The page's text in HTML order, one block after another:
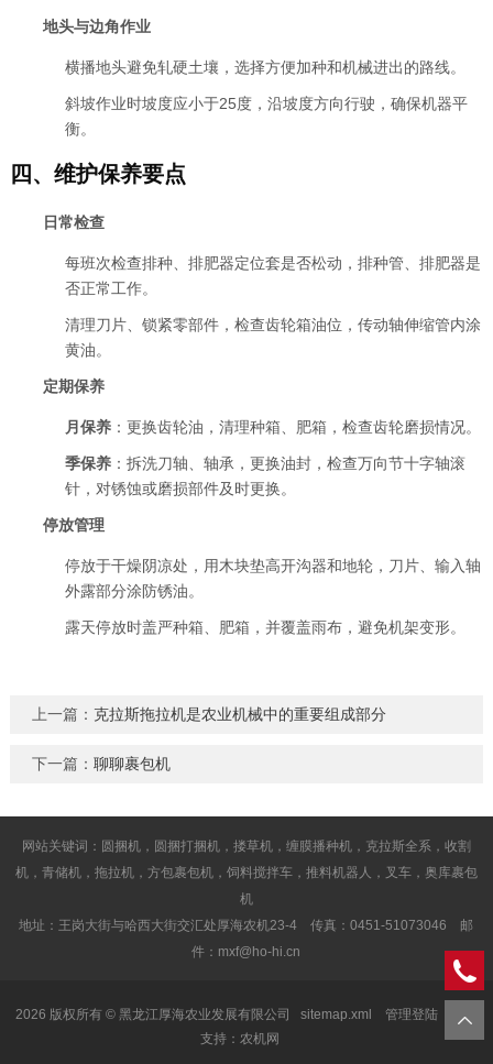
地头与边角作业
横播地头避免轧硬土壤，选择方便加种和机械进出的路线。
斜坡作业时坡度应小于25度，沿坡度方向行驶，确保机器平
衡。
四、维护保养要点
日常检查
每班次检查排种、排肥器定位套是否松动，排种管、排肥器是
否正常工作。
清理刀片、锁紧零部件，检查齿轮箱油位，传动轴伸缩管内涂
黄油。
定期保养
月保养：更换齿轮油，清理种箱、肥箱，检查齿轮磨损情况。
季保养：拆洗刀轴、轴承，更换油封，检查万向节十字轴滚
针，对锈蚀或磨损部件及时更换。
停放管理
停放于干燥阴凉处，用木块垫高开沟器和地轮，刀片、输入轴
外露部分涂防锈油。
露天停放时盖严种箱、肥箱，并覆盖雨布，避免机架变形。
上一篇： 克拉斯拖拉机是农业机械中的重要组成部分
下一篇： 聊聊裹包机
网站关键词：圆捆机，圆捆打捆机，搂草机，缠膜播种机，克拉斯全系，收割
机，青储机，拖拉机，方包裹包机，饲料搅拌车，推料机器人，叉车，奥库裹包
机
地址：王岗大街与哈西大街交汇处厚海农机23-4 传真：0451-51073046 邮
件：mxf@ho-hi.cn
2026 版权所有 © 黑龙江厚海农业发展有限公司 sitemap.xml 管理登陆技术
支持： 农机网